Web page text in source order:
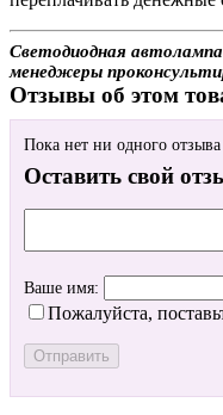
Светодиодная
менеджеры
Отзывы об этом
Пока нет ни одного отзыва
Оставить свой
Ваше имя:
Пожалуйста,